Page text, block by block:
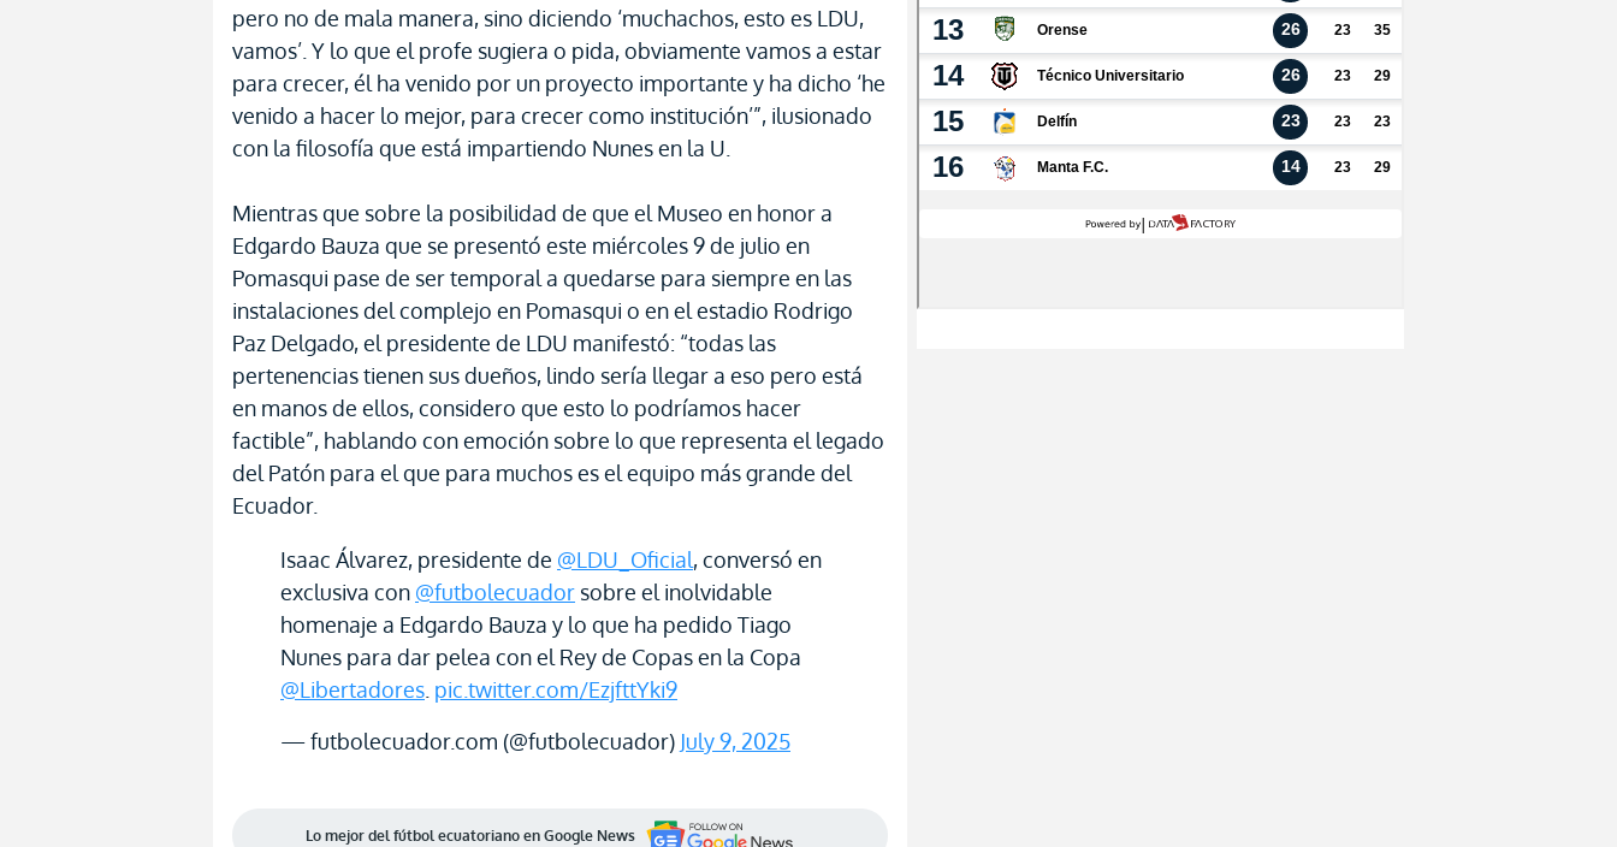
pero no de mala manera, sino diciendo ‘muchachos, esto es LDU,
vamos’. Y lo que el profe sugiera o pida, obviamente vamos a estar
para crecer, él ha venido por un proyecto importante y ha dicho ‘he
venido a hacer lo mejor, para crecer como institución’”, ilusionado
con la filosofía que está impartiendo Nunes en la U.
Mientras que sobre la posibilidad de que el Museo en honor a
Edgardo Bauza que se presentó este miércoles 9 de julio en
Pomasqui pase de ser temporal a quedarse para siempre en las
instalaciones del complejo en Pomasqui o en el estadio Rodrigo
Paz Delgado, el presidente de LDU manifestó: “todas las
pertenencias tienen sus dueños, lindo sería llegar a eso pero está
en manos de ellos, considero que esto lo podríamos hacer
factible”, hablando con emoción sobre lo que representa el legado
del Patón para el que para muchos es el equipo más grande del
Ecuador.
Isaac Álvarez, presidente de @LDU_Oficial, conversó en
exclusiva con @futbolecuador sobre el inolvidable
homenaje a Edgardo Bauza y lo que ha pedido Tiago
Nunes para dar pelea con el Rey de Copas en la Copa
@Libertadores pic.twitter.com/EzjfttYki9
— futbolecuador.com (@futbolecuador) July 9, 2025
Lo mejor del fútbol ecuatoriano en Google News